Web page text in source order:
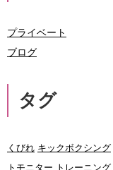
プライベート
ブログ
タグ
くびれ キックボクシング
トモニター トレーニング